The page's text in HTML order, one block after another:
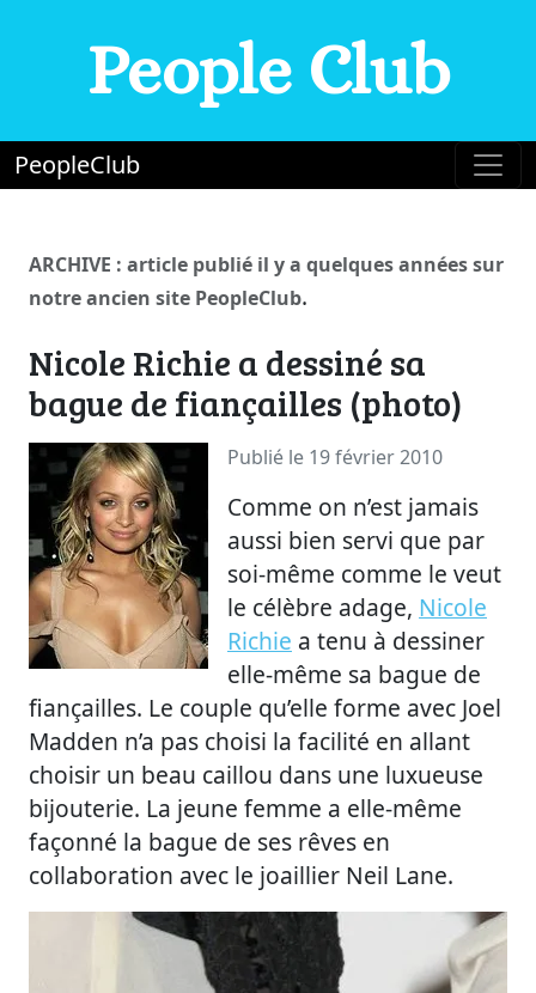
People Club
PeopleClub
ARCHIVE : article publié il y a quelques années sur
notre ancien site PeopleClub.
Nicole Richie a dessiné sa
bague de fiançailles (photo)
Publié le 19 février 2010
Comme on n’est jamais
aussi bien servi que par
soi-même comme le veut
le célèbre adage, Nicole
Richie a tenu à dessiner
elle-même sa bague de
fiançailles. Le couple qu’elle forme avec Joel
Madden n’a pas choisi la facilité en allant
choisir un beau caillou dans une luxueuse
bijouterie. La jeune femme a elle-même
façonné la bague de ses rêves en
collaboration avec le joaillier Neil Lane.